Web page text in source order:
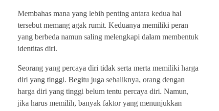
Membahas mana yang lebih penting antara kedua hal
tersebut memang agak rumit. Keduanya memiliki peran
yang berbeda namun saling melengkapi dalam membentuk
identitas diri.
Seorang yang percaya diri tidak serta merta memiliki harga
diri yang tinggi. Begitu juga sebaliknya, orang dengan
harga diri yang tinggi belum tentu percaya diri. Namun,
jika harus memilih, banyak faktor yang menunjukkan